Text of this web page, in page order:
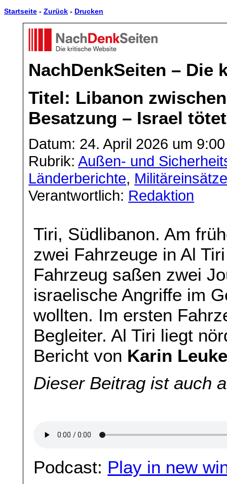
Startseite - Zurück - Drucken
NachDenkSeiten – Die
Titel: Libanon
Besatzung – Israel
Datum: 24. April 2026 um
Rubrik:Außen- und
Länderberichte,
Verantwortlich: Redaktion
Tiri, Südlibanon. Am
zwei Fahrzeuge in Al
Fahrzeug saßen zwei
israelische Angriffe im
wollten. Im ersten
Begleiter. Al Tiri liegt
Bericht von Karin
Dieser Beitrag ist auch
Podcast: Play in new